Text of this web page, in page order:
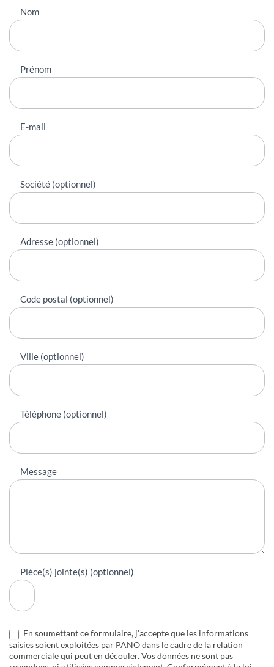
Nous
contacter
Nom
Prénom
E-mail
Société (optionnel)
Adresse (optionnel)
Code postal (optionnel)
Ville (optionnel)
Téléphone (optionnel)
Message
Pièce(s) jointe(s) (optionnel)
En soumettant ce formulaire, j’accepte que les informations
saisies soient exploitées par PANO dans le cadre de la relation
commerciale qui peut en découler. Vos données ne sont pas